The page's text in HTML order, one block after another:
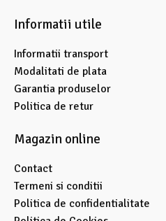
Informatii utile
Informatii transport
Modalitati de plata
Garantia produselor
Politica de retur
Magazin online
Contact
Termeni si conditii
Politica de confidentialitate